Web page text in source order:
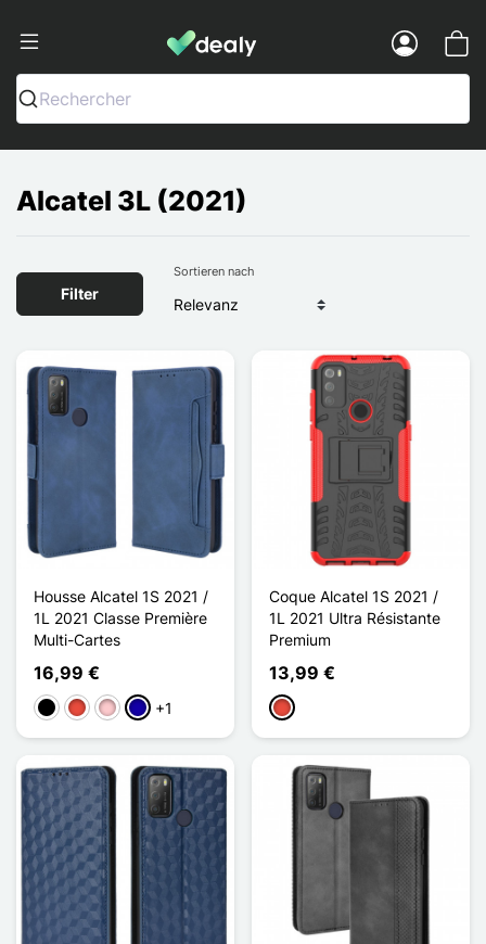
Dealy - Hüllen und Zubehör für
Rechercher
Alcatel 3L (2021)
Filter
Sortieren nach
Housse Alcatel 1S 2021 /
1L 2021 Classe Première
Multi-Cartes
16,99 €
Schwarz
Rot PinkDunkelblau
+1
Coque Alcatel 1S 2021 /
1L 2021 Ultra Résistante
Premium
13,99 €
Rot